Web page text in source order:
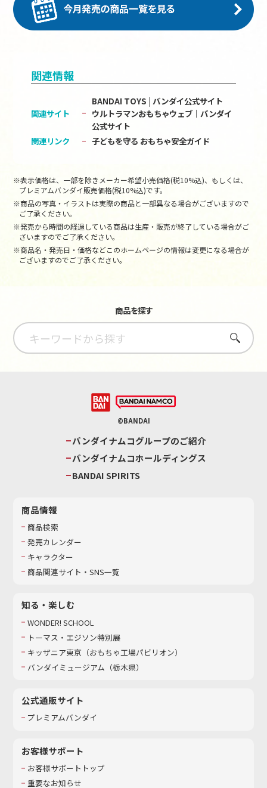
関連情報
関連サイト
BANDAI TOYS | バンダイ公式サイト
ウルトラマンおもちゃウェブ｜バンダイ
公式サイト
関連リンク
子どもを守る おもちゃ安全ガイド
※表示価格は、一部を除きメーカー希望小売価格(税10%込)、もしくは、
プレミアムバンダイ販売価格(税10%込)です。
※商品の写真・イラストは実際の商品と一部異なる場合がございますので
ご了承ください。
※発売から時間の経過している商品は生産・販売が終了している場合がご
ざいますのでご了承ください。
※商品名・発売日・価格などこのホームページの情報は変更になる場合が
ございますのでご了承ください。
商品を探す
さがす
©BANDAI
バンダイナムコグループのご紹介
バンダイナムコホールディングス
BANDAI SPIRITS
商品情報
商品検索
発売カレンダー
キャラクター
商品関連サイト・SNS一覧
知る・楽しむ
WONDER! SCHOOL
トーマス・エジソン特別展
キッザニア東京（おもちゃ工場パビリオン）​
バンダイミュージアム（栃木県）
公式通販サイト
プレミアムバンダイ
お客様サポート
お客様サポートトップ
重要なお知らせ